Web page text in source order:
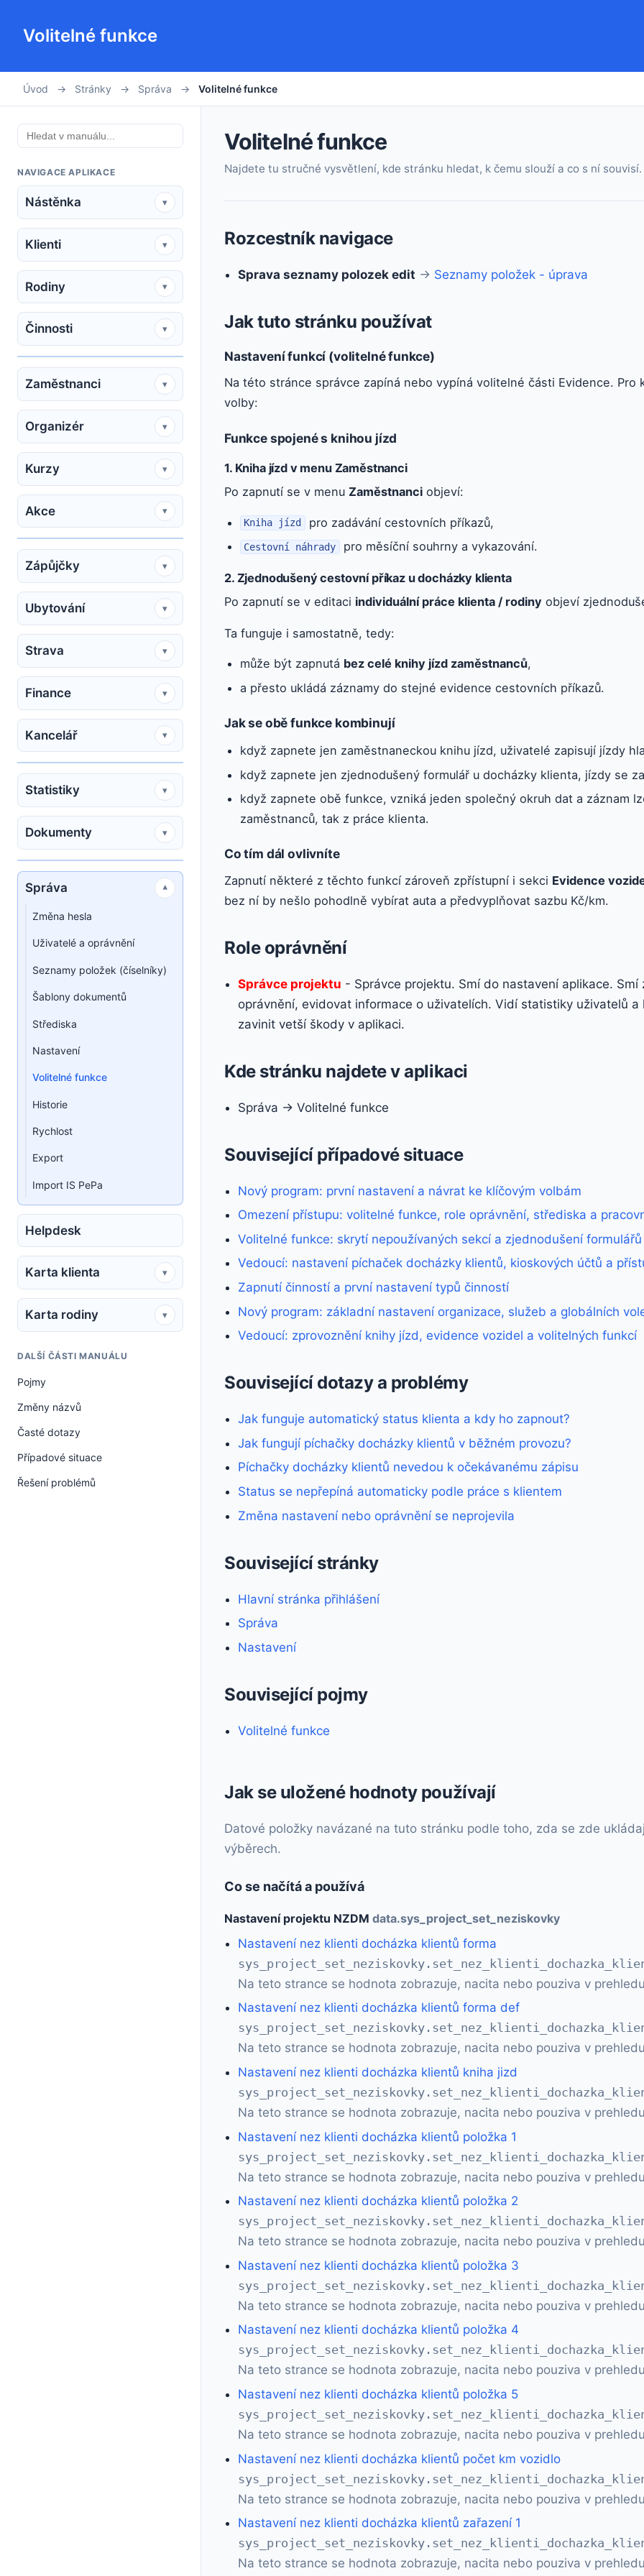
Volitelné funkce
Úvod → Stránky → Správa → Volitelné funkce
NAVIGACE APLIKACE
Nástěnka ▾
Klienti ▾
Rodiny ▾
Činnosti ▾
Zaměstnanci ▾
Organizér ▾
Kurzy ▾
Akce ▾
Zápůjčky ▾
Ubytování ▾
Strava ▾
Finance ▾
Kancelář ▾
Statistiky ▾
Dokumenty ▾
Správa ▾
Změna hesla
Uživatelé a oprávnění
Seznamy položek (číselníky)
Šablony dokumentů
Střediska
Nastavení
Volitelné funkce
Historie
Rychlost
Export
Import IS PePa
Helpdesk
Karta klienta ▾
Karta rodiny ▾
DALŠÍ ČÁSTI MANUÁLU
Pojmy
Změny názvů
Časté dotazy
Případové situace
Řešení problémů
Volitelné funkce
Najdete tu stručné vysvětlení, kde stránku hledat, k čemu slouží a co s ní souvisí.
Rozcestník navigace
Sprava seznamy polozek edit → Seznamy položek - úprava
Jak tuto stránku používat
Nastavení funkcí (volitelné funkce)
Na této stránce správce zapíná nebo vypíná volitelné části Evidence. Pro
volby:
Funkce spojené s knihou jízd
1. Kniha jízd v menu Zaměstnanci
Po zapnutí se v menu Zaměstnanci objeví:
Kniha jízd pro zadávání cestovních příkazů,
Cestovní náhrady pro měsíční souhrny a vykazování.
2. Zjednodušený cestovní příkaz u docházky klienta
Po zapnutí se v editaci individuální práce klienta / rodiny objeví
Ta funguje i samostatně, tedy:
může být zapnutá bez celé knihy jízd zaměstnanců,
a přesto ukládá záznamy do stejné evidence cestovních příkazů.
Jak se obě funkce kombinují
když zapnete jen zaměstnaneckou knihu jízd, uživatelé zapisují jízdy
když zapnete jen zjednodušený formulář u docházky klienta, jízdy se
když zapnete obě funkce, vzniká jeden společný okruh dat a záznam
zaměstnanců, tak z práce klienta.
Co tím dál ovlivníte
Zapnutí některé z těchto funkcí zároveň zpřístupní i sekci Evidence
bez ní by nešlo pohodlně vybírat auta a předvyplňovat sazbu Kč/km.
Role oprávnění
Správce projektu - Správce projektu. Smí do nastavení aplikace.
oprávnění, evidovat informace o uživatelích. Vidí statistiky uživatelů
zavinit vetší škody v aplikaci.
Kde stránku najdete v aplikaci
Správa → Volitelné funkce
Související případové situace
Nový program: první nastavení a návrat ke klíčovým volbám
Omezení přístupu: volitelné funkce, role oprávnění, střediska a
Volitelné funkce: skrytí nepoužívaných sekcí a zjednodušení formulářů
Vedoucí: nastavení píchaček docházky klientů, kioskových účtů a
Zapnutí činností a první nastavení typů činností
Nový program: základní nastavení organizace, služeb a globálních
Vedoucí: zprovoznění knihy jízd, evidence vozidel a volitelných funkcí
Související dotazy a problémy
Jak funguje automatický status klienta a kdy ho zapnout?
Jak fungují píchačky docházky klientů v běžném provozu?
Píchačky docházky klientů nevedou k očekávanému zápisu
Status se nepřepíná automaticky podle práce s klientem
Změna nastavení nebo oprávnění se neprojevila
Související stránky
Hlavní stránka přihlášení
Správa
Nastavení
Související pojmy
Volitelné funkce
Jak se uložené hodnoty používají
Datové položky navázané na tuto stránku podle toho, zda se zde
výběrech.
Co se načítá a používá
Nastavení projektu NZDM data.sys_project_set_neziskovky
Nastavení nez klienti docházka klientů forma
Na teto strance se hodnota zobrazuje, nacita nebo pouziva v
Nastavení nez klienti docházka klientů forma def
Na teto strance se hodnota zobrazuje, nacita nebo pouziva v
Nastavení nez klienti docházka klientů kniha jizd
Na teto strance se hodnota zobrazuje, nacita nebo pouziva v
Nastavení nez klienti docházka klientů položka 1
Na teto strance se hodnota zobrazuje, nacita nebo pouziva v
Nastavení nez klienti docházka klientů položka 2
Na teto strance se hodnota zobrazuje, nacita nebo pouziva v
Nastavení nez klienti docházka klientů položka 3
Na teto strance se hodnota zobrazuje, nacita nebo pouziva v
Nastavení nez klienti docházka klientů položka 4
Na teto strance se hodnota zobrazuje, nacita nebo pouziva v
Nastavení nez klienti docházka klientů položka 5
Na teto strance se hodnota zobrazuje, nacita nebo pouziva v
Nastavení nez klienti docházka klientů počet km vozidlo
Na teto strance se hodnota zobrazuje, nacita nebo pouziva v
Nastavení nez klienti docházka klientů zařazení 1
Na teto strance se hodnota zobrazuje, nacita nebo pouziva v